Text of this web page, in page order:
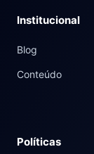
Institucional
Blog
Conteúdo
Políticas